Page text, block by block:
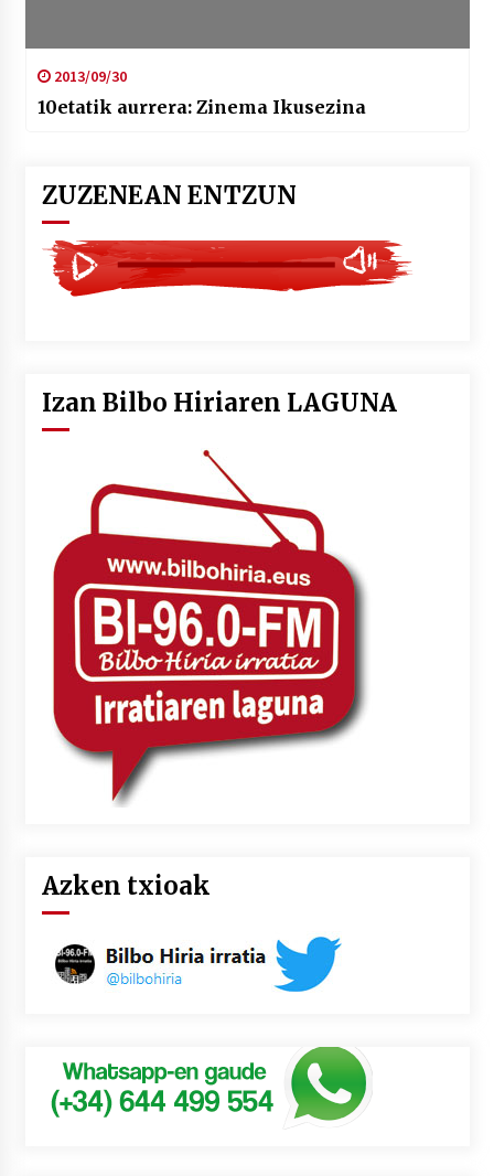
2013/09/30
10etatik aurrera: Zinema Ikusezina
ZUZENEAN ENTZUN
Izan Bilbo Hiriaren LAGUNA
Azken txioak